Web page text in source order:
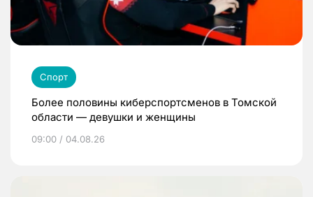
Спорт
Более половины киберспортсменов в Томской
области — девушки и женщины
09:00 / 04.08.26